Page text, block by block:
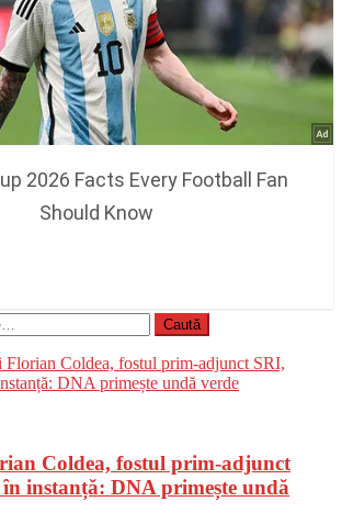
Coldea, fostul prim-adjunct
în instanță: DNA primește undă